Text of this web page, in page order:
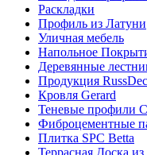
Раскладки
Профиль из Латуни
Уличная мебель
Напольное
Деревянные
Продукция
Кровля Gerard
Теневые профили
Фиброцементные
Плитка SPC Betta
Террасная Доска